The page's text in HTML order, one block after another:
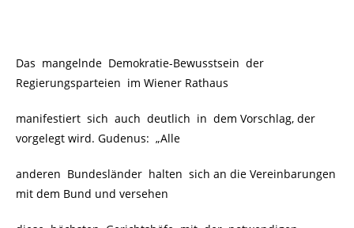
Das mangelnde Demokratie-Bewusstsein der
Regierungsparteien im Wiener Rathaus
manifestiert sich auch deutlich in dem Vorschlag, der
vorgelegt wird. Gudenus: „Alle
anderen Bundesländer halten sich an die Vereinbarungen
mit dem Bund und versehen